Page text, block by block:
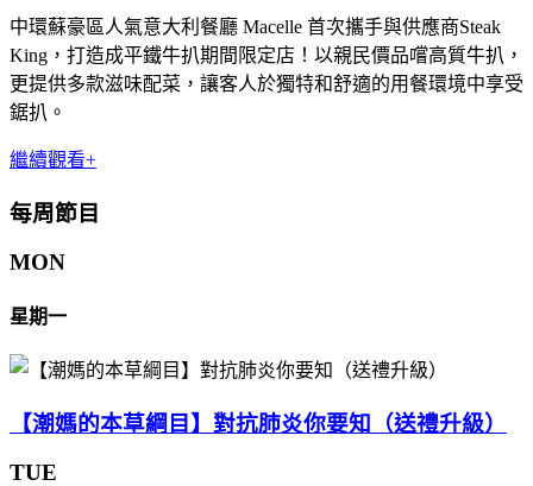
中環蘇豪區人氣意大利餐廳 Macelle 首次攜手與供應商Steak
King，打造成平鐵牛扒期間限定店！以親民價品嚐高質牛扒，
更提供多款滋味配菜，讓客人於獨特和舒適的用餐環境中享受
鋸扒。
繼續觀看+
每周節目
MON
星期一
【潮媽的本草綱目】對抗肺炎你要知（送禮升級）
TUE